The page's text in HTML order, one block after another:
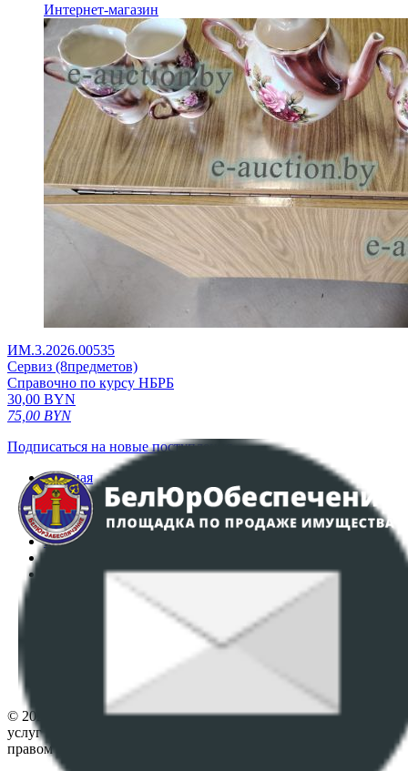
Интернет-магазин
ИМ.3.2026.00535
Сервиз (8предметов)
Справочно по курсу НБРБ
30,00 BYN
75,00 BYN
Подписаться на новые поступления
Главная
Аукционы
Интернет-магазин
Регламент организации и проведения торгов
Политика в отношении обработки персональных
ПОЛОЖЕНИЕ О ПОЛИТИКЕ ОБРАБОТКИ COOKIE-
Настройки cookie-файлов
© 2026 Республиканское унитарное предприятие по оказанию
услуг "БелЮрОбеспечение" - Все права защищены авторским
правом